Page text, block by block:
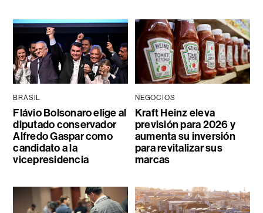
BRASIL
Flávio Bolsonaro elige al
diputado conservador
Alfredo Gaspar como
candidato a la
vicepresidencia
NEGOCIOS
Kraft Heinz eleva
previsión para 2026 y
aumenta su inversión
para revitalizar sus
marcas